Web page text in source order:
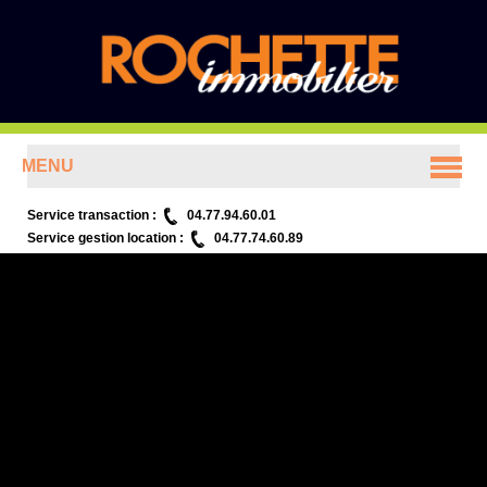
MENU
ANNONCES
Service transaction :
04.77.94.60.01
Service gestion location :
04.77.74.60.89